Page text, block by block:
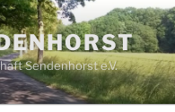
Sendenhorst e.V.